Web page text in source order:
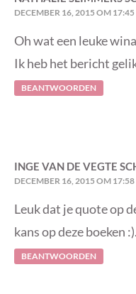
DECEMBER 16, 2015 OM 17:45
Oh wat een leuke
Ik heb het bericht
BEANTWOORDEN
INGE VAN DE VEGTE
DECEMBER 16, 2015 OM 17:58
Leuk dat je quote op
kans op deze boeken :).
BEANTWOORDEN